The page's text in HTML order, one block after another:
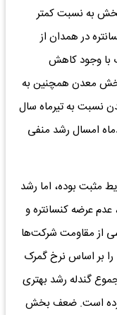
به نسبت کمتر
در همدان از
با وجود کاهش
معدن همچنین به
نسبت به تیرماه سال
امسال رشد منفی
مثبت بوده، اما رشد
عرضه کنسانتره و
از مقاومت شرکت‌ها
بر اساس نرخ گمرک
گندله رشد بهتری
کرده است. ضعف بخش